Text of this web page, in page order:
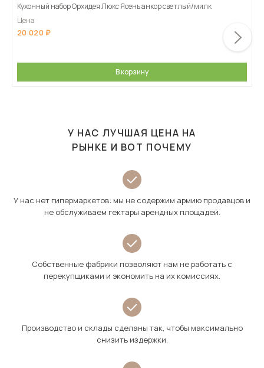
Кухонный набор Орхидея Люкс Ясень анкор светлый/милк
Цена
20 020
В корзину
У НАС ЛУЧШАЯ ЦЕНА НА
РЫНКЕ И ВОТ ПОЧЕМУ
У нас нет гипермаркетов: мы не содержим армию продавцов и
не обслуживаем гектары арендных площадей.
Собственные фабрики позволяют нам не работать с
перекупщиками и экономить на их комиссиях.
Производство и склады сделаны так, чтобы максимально
снизить издержки.